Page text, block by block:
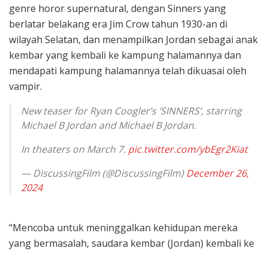
genre horor supernatural, dengan Sinners yang
berlatar belakang era Jim Crow tahun 1930-an di
wilayah Selatan, dan menampilkan Jordan sebagai anak
kembar yang kembali ke kampung halamannya dan
mendapati kampung halamannya telah dikuasai oleh
vampir.
New teaser for Ryan Coogler’s ‘SINNERS’, starring
Michael B Jordan and Michael B Jordan.
In theaters on March 7. pic.twitter.com/ybEgr2Kiat
— DiscussingFilm (@DiscussingFilm)December 26,
2024
“Mencoba untuk meninggalkan kehidupan mereka
yang bermasalah, saudara kembar (Jordan) kembali ke